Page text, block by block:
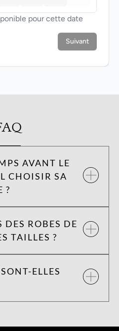
AVANT LE
CHOISIR SA
?
DES ROBES DE
TAILLES ?
ELLES